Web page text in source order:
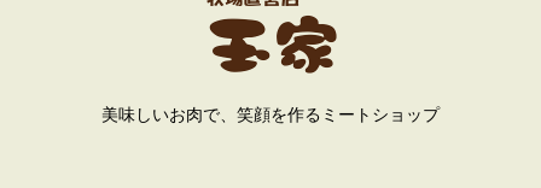
美味しいお肉で、笑顔を作るミートショップ